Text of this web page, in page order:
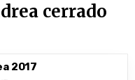
cerrado
2017